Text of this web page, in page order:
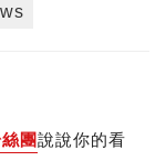
團說說你的看